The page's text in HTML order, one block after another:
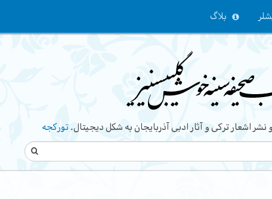
بلاگ
اشعار ترکی و آثار ادبی آذربایجان به شکل دیجیتال.تورکجه